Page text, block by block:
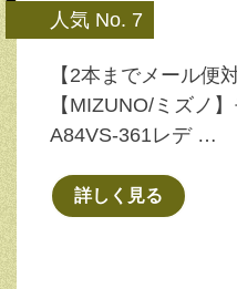
人気 No. 7
【2本までメール便
【MIZUNO/ミズノ
A84VS-361レデ …
詳しく見る